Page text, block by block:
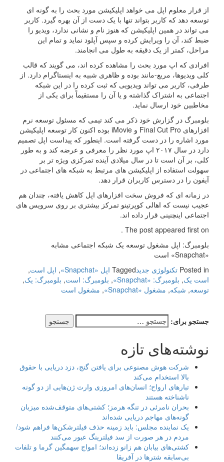
از قرار معلوم اپل می خواهد اپلیکیشن مورد بحث را به گونه ای
توسعه دهد که کاربر بتواند تنها با یک دست از آن بهره گیرد. کاربر
می تواند در همین اپلیکیشن که هنوز نام و نشانی ندارد، ویدیو را
ضبط کند، آن را ویرایش کرده و سپس آپلود نماید و تمام این
مراحل، کمتر از یک دقیقه به طول می انجامند.
افرادی که اپ مورد بحث را مشاهده کرده اند، می گویند که قالب
کلی ویدیوها، مربع-مانند بوده و ظاهری شبیه به اینستاگرام دارد. از
طرفی، کاربر می تواند ویدیویی که ثبت کرده را در این شبکه
اجتماعی به اشتراک گذاشته و یا آن را مستقیماً برای یکی از
مخاطبین خود ارسال نماید.
بلومبرگ در گزارش خود ذکر می کند تیمی که مسئول توسعه نرم
افزارهای Final Cut Pro و iMovie بوده اکنون کار توسعه اپلیکیشن
مورد اشاره را در دست گرفته است. اینطور که پیداست اپل تصمیم
دارد در سال ۲۰۱۷ اپ مورد نظر را معرفی و عرضه کند و به طور
کلی، بر آن است تا در سال میلادی آینده تمرکزی ویژه تر بر
سهولت استفاده از اپلیکیشن های مرتبط به شبکه های اجتماعی در
آیفون را در دسترس کاربران قرار دهد.
در زمانه ای که فروش سخت افزارهای اپل کاهش یافته، چندان هم
عجیب نیست که اهالی کوپرتینو تمرکز بیشتری بر روی سرویس های
اجتماعی اینچنینی قرار داده اند.
The post appeared first on .
بلومبرگ: اپل مشغول توسعه یک شبکه اجتماعی مشابه
«Snapchat» است
Posted in تکنولوژی جدیدTagged اپل «Snapchat» , اپل است,
است یک, بلومبرگ: «Snapchat» , بلومبرگ: است, بلومبرگ: یک,
توسعه, شبکه, مشغول «Snapchat» , مشغول است
جستجو برای:
نوشته‌های تازه
شرکت هوش مصنوعی برای یافتن گنج، دزد دریایی با حقوق
بالا استخدام می‌کند
تبارهای ارواح؛ انسان‌های امروزی وارث ژن‌هایی از دو گونه
ناشناخته هستند
بحران نامرئی در تنگه هرمز؛ کشتی‌های متوقف‌شده میزبان
گونه‌های مهاجم دریایی شده‌اند
یک نماینده مجلس: باید زمینه حذف فیلترشکن‌ها فراهم شود/
مردم در هر صورت از سد فیلترینگ عبور می‌کنند
کشتی‌های بیابان هم زانو زده‌اند؛ امواج سهمگین گرما و تلفات
بی‌سابقه شترها در آفریقا